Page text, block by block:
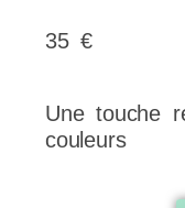
35 €
Une touche
couleurs